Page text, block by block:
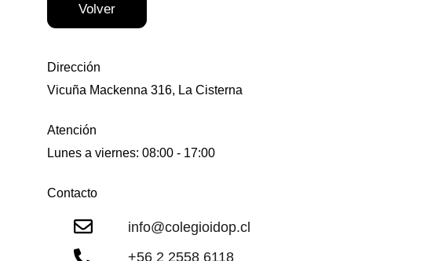
Volver
Dirección
Vicuña Mackenna 316, La Cisterna
Contacto
info@colegioidop.cl
+56 2 2558 6118
Atención
Lunes a viernes: 08:00 - 17:00